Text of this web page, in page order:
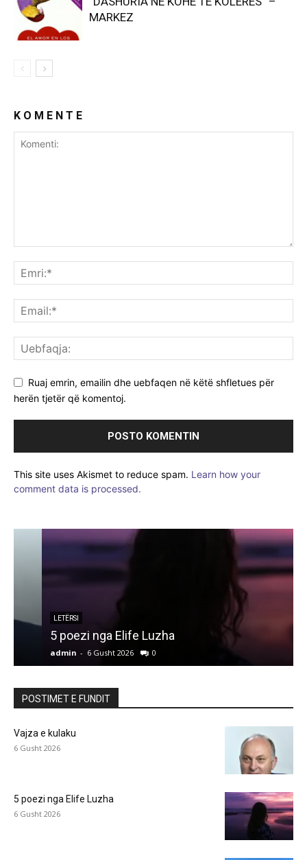
MARKEZ
K O M E N T E
Ruaj emrin, emailin dhe uebfaqen në këtë shfletues për
herën tjetër që komentoj.
This site uses Akismet to reduce spam. Learn how your
comment data is processed.
5 poezi nga Elife Luzha
- 6 Gusht 2026 0
POSTIMET E FUNDIT
Vajza e kulaku
6 Gusht 2026
5 poezi nga Elife Luzha
6 Gusht 2026